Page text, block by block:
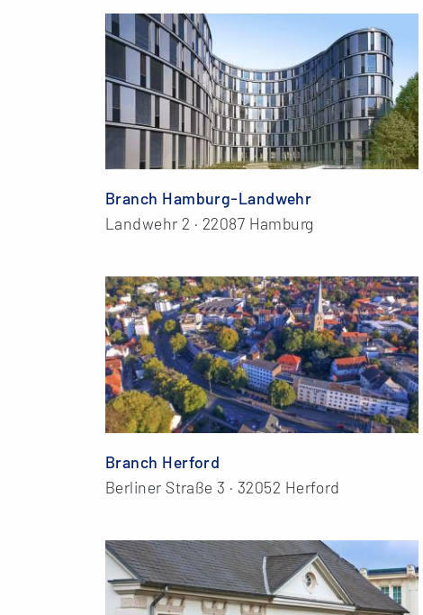
Branch Hamburg-Landwehr
Landwehr 2 · 22087 Hamburg
Branch Herford
Berliner Straße 3 · 32052 Herford